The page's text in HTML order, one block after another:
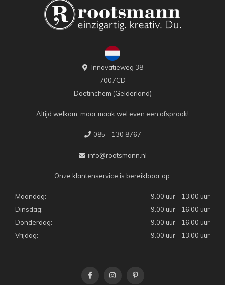
Innovatieweg 38
7007CD
Doetinchem (Gelderland)
Altijd welkom, maar maak wel even een afspraak!
085 - 130 8767
info@rootsmann.nl
Onze klantenservice is bereikbaar op:
Maandag:
9.00 uur - 13.00 uur
Dinsdag:
9.00 uur - 16.00 uur
Donderdag:
9.00 uur - 16.00 uur
Vrijdag:
9.00 uur - 13.00 uur